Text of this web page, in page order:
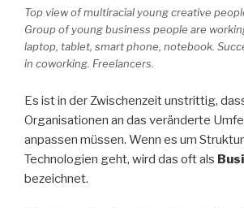
Top view of multiracial young creative
Group of young business people are
laptop, tablet, smart phone, notebook.
in coworking. Freelancers.
Es ist in der Zwischenzeit unstrittig,
Organisationen an das veränderte
anpassen müssen. Wenn es um
Technologien geht, wird das oft als
bezeichnet.